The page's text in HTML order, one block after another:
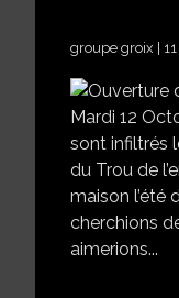
groupe groix
Mardi 12
sont infiltrés
du Trou de
maison l’été
cherchions
aimerions...